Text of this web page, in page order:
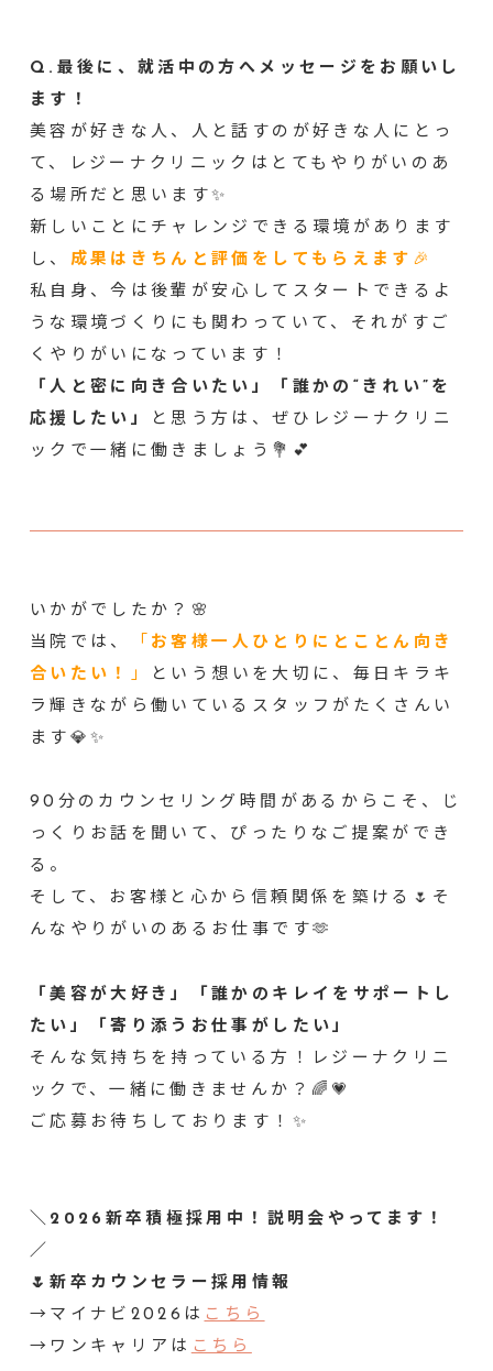
Q.最後に、就活中の方へメッセージをお願いし
ます！
美容が好きな人、人と話すのが好きな人にとっ
て、レジーナクリニックはとてもやりがいのあ
る場所だと思います✨
新しいことにチャレンジできる環境があります
し、 成果はきちんと評価をしてもらえます 🎉
私自身、今は後輩が安心してスタートできるよ
うな環境づくりにも関わっていて、それがすご
くやりがいになっています！
「人と密に向き合いたい」「誰かの“きれい”を
応援したい」
と思う方は、ぜひレジーナクリニ
ックで一緒に働きましょう💐💕
いかがでしたか？🌸
当院では、
「 お客様一人ひとりにとことん向き
合いたい！
」
という想いを大切に、毎日キラキ
ラ輝きながら働いているスタッフがたくさんい
ます💎✨
90分のカウンセリング時間があるからこそ、じ
っくりお話を聞いて、ぴったりなご提案ができ
る。
そして、お客様と心から信頼関係を築ける🌷そ
んなやりがいのあるお仕事です🫶
「美容が大好き」「誰かのキレイをサポートし
たい」「寄り添うお仕事がしたい」
そんな気持ちを持っている方！レジーナクリニ
ックで、一緒に働きませんか？🌈💗
ご応募お待ちしております！✨
＼ 2026新卒積極採用中！説明会やってます！
／
🌷新卒カウンセラー採用情報
→マイナビ2026は こちら
→ワンキャリアは こちら